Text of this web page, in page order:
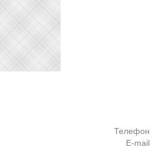
Телефон
E-mail